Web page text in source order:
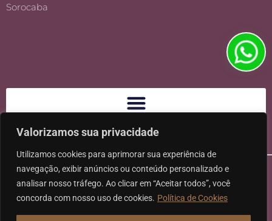
Valorizamos sua privacidade
Utilizamos cookies para aprimorar sua experiência de
navegação, exibir anúncios ou conteúdo personalizado e
analisar nosso tráfego. Ao clicar em “Aceitar todos”, você
concorda com nosso uso de cookies. Política de Cookies
Sorocaba